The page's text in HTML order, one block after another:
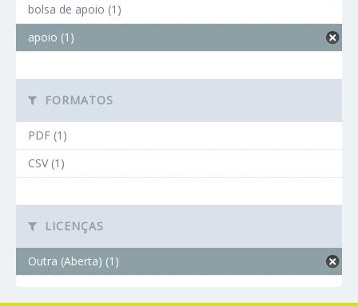
bolsa de apoio (1)
apoio (1)
FORMATOS
PDF (1)
CSV (1)
LICENÇAS
Outra (Aberta) (1)